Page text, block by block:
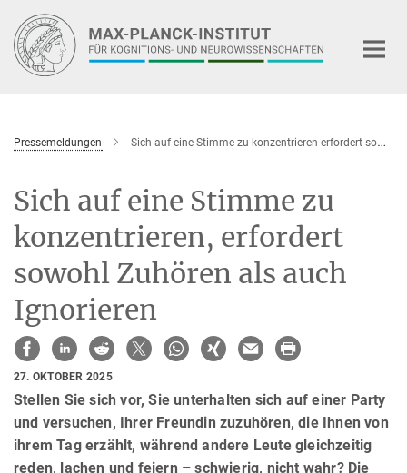
Hauptinhalt
Pressemeldungen Sich auf eine Stimme zu konzentrieren erfordert sowohl Zuhören als auch Ignorieren
Sich auf eine Stimme zu
konzentrieren, erfordert
sowohl Zuhören als auch
Ignorieren
27. OKTOBER 2025
Stellen Sie sich vor, Sie unterhalten sich auf einer Party
und versuchen, Ihrer Freundin zuzuhören, die Ihnen von
ihrem Tag erzählt, während andere Leute gleichzeitig
reden, lachen und feiern – schwierig, nicht wahr? Die